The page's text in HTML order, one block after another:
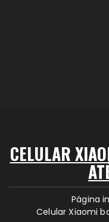
CELULAR
Página
Celular Xiaomi